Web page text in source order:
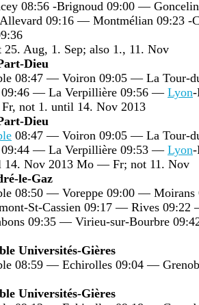
08:56 -Brignoud 09:00 —
09:16 — Montmélian 09:23 -
25. Aug, 1. Sep; also 1., 11. Nov
Dieu
08:47 — Voiron 09:05 — La Tour-
09:46 — La Verpillière 09:56 — Lyon-
not 1. until 14. Nov 2013
Dieu
08:47 — Voiron 09:05 — La Tour-
09:44 — La Verpillière 09:53 — Lyon-
14. Nov 2013 Mo — Fr; not 11. Nov
le-Gaz
08:50 — Voreppe 09:00 —
St-Cassien 09:17 — Rives
09:35 — Virieu-sur-Bourbre
Universités-Gières
08:59 — Echirolles 09:04 —
Universités-Gières